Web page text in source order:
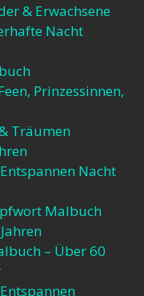
& Erwachsene
Nacht
Prinzessinnen,
Träumen​
Nacht
Malbuch​
– Über 60